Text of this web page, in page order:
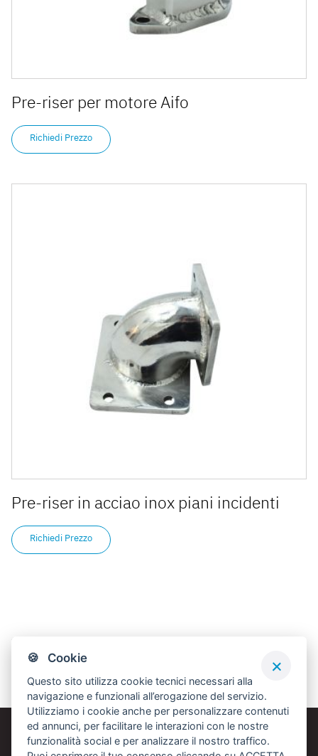
Pre-riser per motore Aifo
Richiedi Prezzo
Pre-riser in acciao inox piani incidenti
Richiedi Prezzo
DATI AZIENDALI
🍪 Cookie
Questo sito utilizza cookie tecnici necessari alla
navigazione e funzionali all’erogazione del servizio.
Utilizziamo i cookie anche per personalizzare contenuti
ed annunci, per facilitare le interazioni con le nostre
funzionalità social e per analizzare il nostro traffico.